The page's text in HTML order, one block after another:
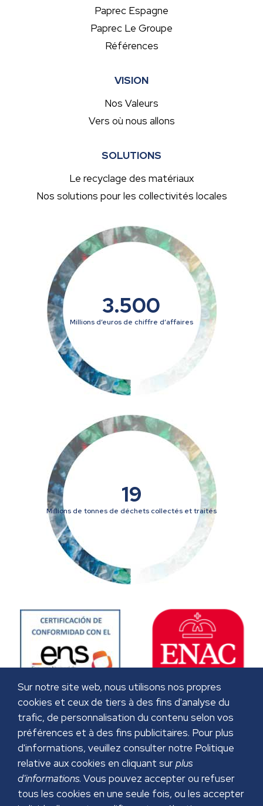
Paprec Espagne
Paprec Le Groupe
Références
VISION
Nos Valeurs
Vers où nous allons
SOLUTIONS
Le recyclage des matériaux
Nos solutions pour les collectivités locales
3.500
Millions d’euros de chiffre d’affaires
19
Millions de tonnes de déchets collectés et traités
Sur notre site web, nous utilisons nos propres
cookies et ceux de tiers à des fins d'analyse du
trafic, de personnalisation du contenu selon vos
préférences et à des fins publicitaires. Pour plus
d'informations, veuillez consulter notre Politique
relative aux cookies en cliquant surplus
d'informations. Vous pouvez accepter ou refuser
tous les cookies en une seule fois, ou les accepter